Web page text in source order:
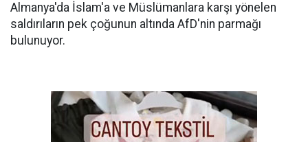
Almanya'da İslam'a ve Müslümanlara karşı yönelen
saldırıların pek çoğunun altında AfD'nin parmağı
bulunuyor.